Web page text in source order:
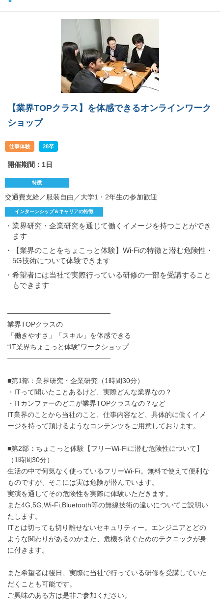
【業界TOPクラス】を体感できるオンラインワーク
ショップ
仕事体験 28卒
開催期間：1日
特徴
交通費支給／服装自由／大学1・2年生の参加歓迎
インターンシップ＆キャリアの特徴
・業界研究・企業研究を通じて働くイメージを持つことができ
ます
・【業界のことをちょこっと体験】Wi‐Fiの特徴と潜む危険性・
5G技術について体験できます
・希望者には当社で実際行っている研修の一部を受講すること
もできます
―――――――――――――――
業界TOPクラスの
「働きやすさ」「スキル」を体感できる
“IT業界ちょこっと体験”ワークショップ
―――――――――――――――
■第1部：業界研究・企業研究（1時間30分）
・ITって聞いたことあるけど、実際どんな業界なの？
・ITカンファーのどこが業界TOPクラスなの？など
IT業界のことから当社のこと、仕事内容など、具体的に働くイメ
ージを持って頂けるようなコンテンツをご用意しております。
■第2部：ちょこっと体験【フリーWi-Fiに潜む危険性について】
（1時間30分）
生活の中で何気なく使っているフリーWi-Fi。無料で使えて便利な
ものですが、そこには実は危険が潜んでいます。
実演を通してその危険性を実際に体験いただきます。
また4G,5G,Wi-Fi,Bluetooth等の無線技術の違いについてご説明い
たします。
ITとは切っても切り離せないセキュリティー。エンジニアとどの
ような関わりがあるのかまた、危機を防ぐためのテクニックが身
に付きます。
また希望者は後日、実際に当社で行っている研修を受講していた
だくことも可能です。
ご興味のある方は是非ご参加ください。